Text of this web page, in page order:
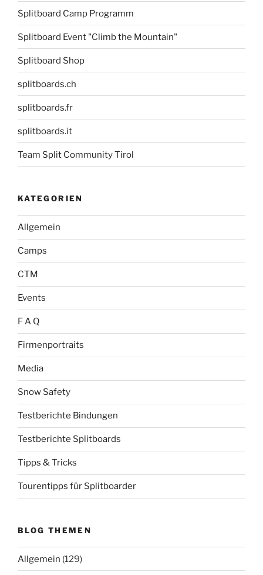
Splitboard Camp Programm
Splitboard Event "Climb the Mountain"
Splitboard Shop
splitboards.ch
splitboards.fr
splitboards.it
Team Split Community Tirol
KATEGORIEN
Allgemein
Camps
CTM
Events
F A Q
Firmenportraits
Media
Snow Safety
Testberichte Bindungen
Testberichte Splitboards
Tipps & Tricks
Tourentipps für Splitboarder
BLOG THEMEN
Allgemein (129)